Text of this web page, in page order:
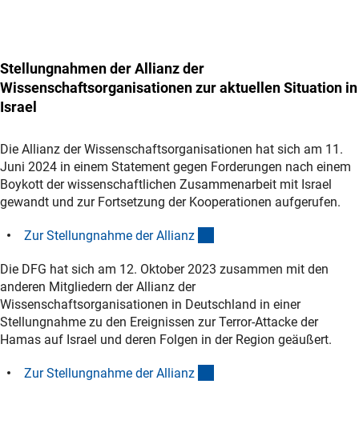
Stellungnahmen der Allianz der
Wissenschaftsorganisationen zur aktuellen Situation in
Israel
Die Allianz der Wissenschaftsorganisationen hat sich am 11.
Juni 2024 in einem Statement gegen Forderungen nach einem
Boykott der wissenschaftlichen Zusammenarbeit mit Israel
gewandt und zur Fortsetzung der Kooperationen aufgerufen.
Zur Stellungnahme der Allianz
Die DFG hat sich am 12. Oktober 2023 zusammen mit den
anderen Mitgliedern der Allianz der
Wissenschaftsorganisationen in Deutschland in einer
Stellungnahme zu den Ereignissen zur Terror-Attacke der
Hamas auf Israel und deren Folgen in der Region geäußert.
Zur Stellungnahme der Allianz